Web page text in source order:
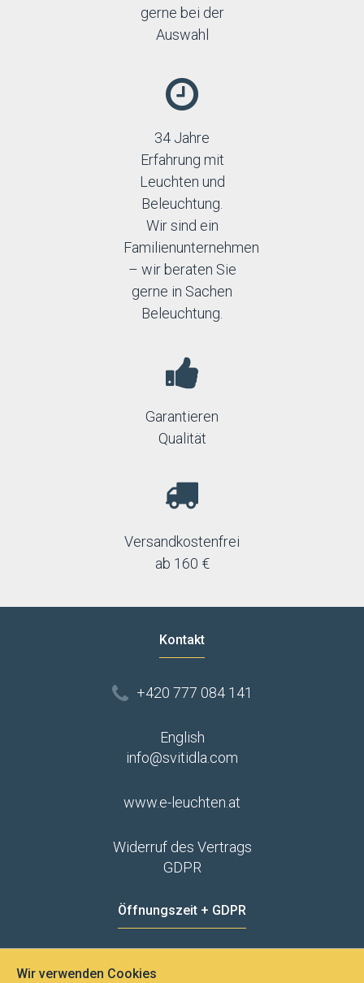
gerne bei der
Auswahl
34 Jahre
Erfahrung mit
Leuchten und
Beleuchtung.
Wir sind ein
Familienunternehmen
– wir beraten Sie
gerne in Sachen
Beleuchtung.
Garantieren
Qualität
Versandkostenfrei
ab 160 €
Kontakt
+420 777 084 141
English
info@svitidla.com
www.e-leuchten.at
Widerruf des Vertrags
GDPR
Öffnungszeit + GDPR
Wir verwenden Cookies